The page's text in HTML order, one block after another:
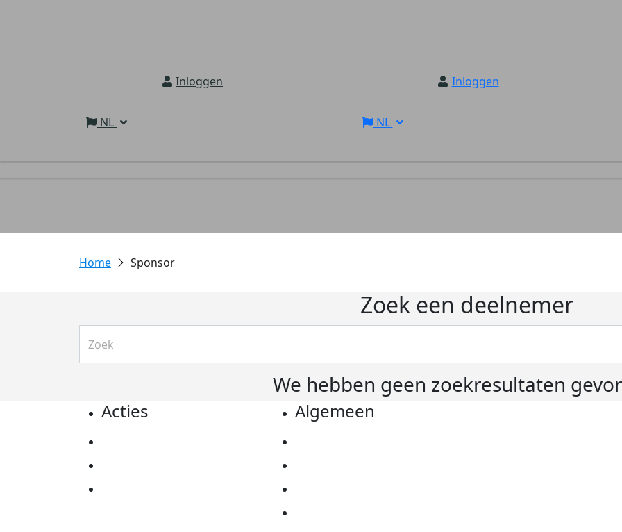
Inloggen
NL
Inloggen
NL
Sponsor
Zoek een deelnemer
We hebben geen zoekresultaten
Acties Algemeen